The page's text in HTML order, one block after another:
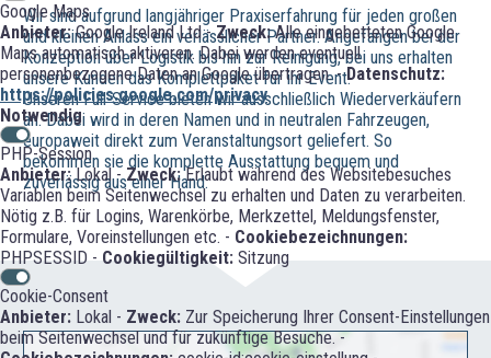
Google Maps
Anbieter:Google Ireland Ltd -Zweck:Alle eingebetteten Google
Maps automatisch aktiveren. Dabei werden eventuell
personenbezogene Daten an Google übertragen. -Datenschutz:
https://policies.google.com/privacy
Notwendig
PHP-Session
Anbieter:Lokal -Zweck:Erlaubt während des Websitebesuches
Variablen beim Seitenwechsel zu erhalten und Daten zu verarbeiten.
Nötig z.B. für Logins, Warenkörbe, Merkzettel, Meldungsfenster,
Formulare, Voreinstellungen etc. - Cookiebezeichnungen:
PHPSESSID - Cookiegültigkeit: Sitzung
Cookie-Consent
Anbieter: Lokal - Zweck: Zur Speicherung Ihrer Consent-Einstellungen
beim Seitenwechsel und für zukünftige Besuche. -
Wir sind aufgrund langjähriger Praxiserfahrung für jeden großen
und kleinen Anlass ein verlässlicher Partner. Angefangen bei der
Konzeption über Logistik bis hin zur Reinigung, bei uns erhalten
unsere Kunden das Komplettpaket für ihr Event.
Unseren Full-Service bieten wir ausschließlich Wiederverkäufern
an. Dabei wird in deren Namen und in neutralen Fahrzeugen,
europaweit direkt zum Veranstaltungsort geliefert. So
bekommen sie die komplette Ausstattung bequem und
zuverlässig aus einer Hand.